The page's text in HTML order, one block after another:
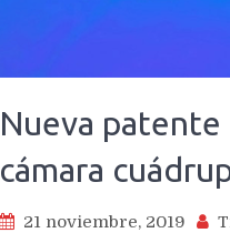
Nueva
cámara
21 noviembre, 2019